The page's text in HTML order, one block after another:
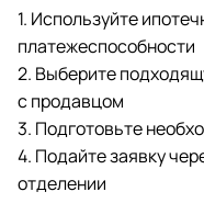
1. Используйте
платежеспособности
2. Выберите
с продавцом
3. Подготовьте
4. Подайте заявку
отделении